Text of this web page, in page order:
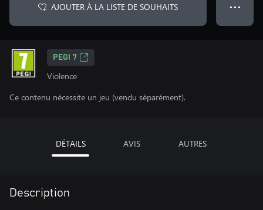
AJOUTER À LA LISTE DE SOUHAITS ● ● ●
PEGI 7
Violence
Ce contenu nécessite un jeu (vendu séparément).
DÉTAILS AVIS AUTRES
Description